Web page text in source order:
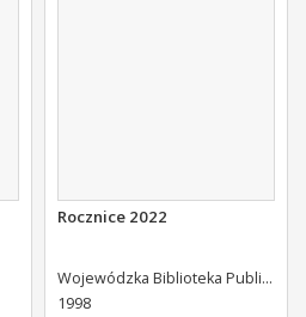
Rocznice 2022
Wojewódzka Biblioteka Publiczna (Kielce). Dział Informacji i Bibliografii Regionalnej
1998